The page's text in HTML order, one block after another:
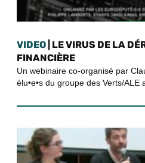
VIDEO | LE VIRUS DE LA
FINANCIÈRE
Un webinaire co-organisé par
élu•e•s du groupe des Verts/ALE